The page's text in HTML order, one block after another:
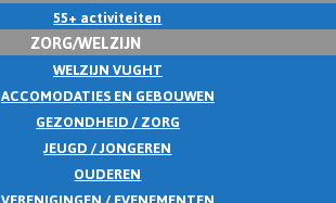
55+ activiteiten
ZORG/WELZIJN
WELZIJN VUGHT
ACCOMODATIES EN GEBOUWEN
GEZONDHEID / ZORG
JEUGD / JONGEREN
OUDEREN